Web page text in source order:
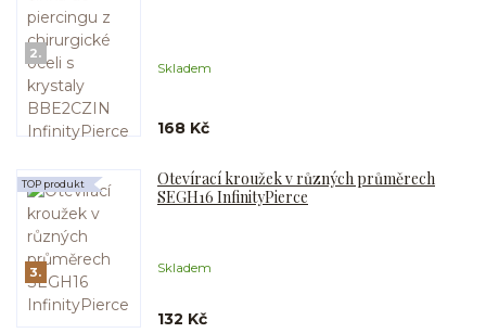
2.
Skladem
168 Kč
3.
Otevírací kroužek v různých průměrech
SEGH16 InfinityPierce
Skladem
TOP produkt
132 Kč